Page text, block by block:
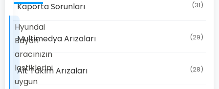
Hyundai
Bayon
aracınızın
lastiklerini
uygun
Kaporta Sorunları (31)
Multimedya Arızaları (29)
Alt Takım Arızaları (28)